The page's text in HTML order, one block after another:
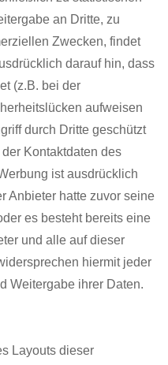
an Dritte, zu
Zwecken, findet
darauf hin, dass
(z.B. bei der
aufweisen
durch Dritte geschützt
Kontaktdaten des
ist ausdrücklich
Anbieter hatte zuvor seine
es besteht bereits eine
und alle auf dieser
hiermit jeder
Weitergabe ihrer Daten.
Layouts dieser